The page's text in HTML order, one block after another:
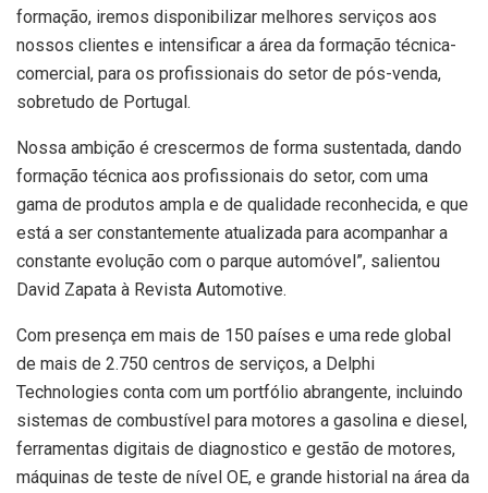
formação, iremos disponibilizar melhores serviços aos
nossos clientes e intensificar a área da formação técnica-
comercial, para os profissionais do setor de pós-venda,
sobretudo de Portugal.
Nossa ambição é crescermos de forma sustentada, dando
formação técnica aos profissionais do setor, com uma
gama de produtos ampla e de qualidade reconhecida, e que
está a ser constantemente atualizada para acompanhar a
constante evolução com o parque automóvel”, salientou
David Zapata à Revista Automotive.
Com presença em mais de 150 países e uma rede global
de mais de 2.750 centros de serviços, a Delphi
Technologies conta com um portfólio abrangente, incluindo
sistemas de combustível para motores a gasolina e diesel,
ferramentas digitais de diagnostico e gestão de motores,
máquinas de teste de nível OE, e grande historial na área da